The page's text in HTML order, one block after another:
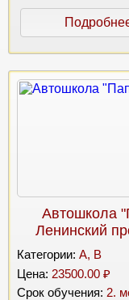
Автошкола
Ленинский
Категории: A, B
Цена: 23500.00 ₽
Срок обучения: 2.